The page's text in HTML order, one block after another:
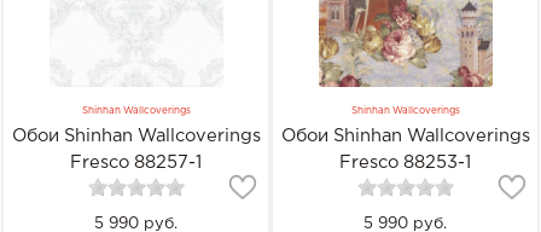
Shinhan Wallcoverings
Обои Shinhan Wallcoverings
Fresco 88257-1
5 990 руб.
Shinhan Wallcoverings
Обои Shinhan Wallcoverings
Fresco 88253-1
5 990 руб.